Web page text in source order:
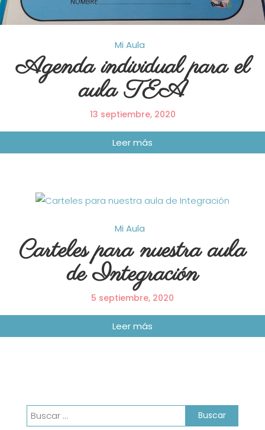
Mi Aula
Agenda individual para el
aula TEA
13 septiembre, 2020
Mi Aula
Carteles para nuestra aula
de Integración
5 septiembre, 2020
Buscar: